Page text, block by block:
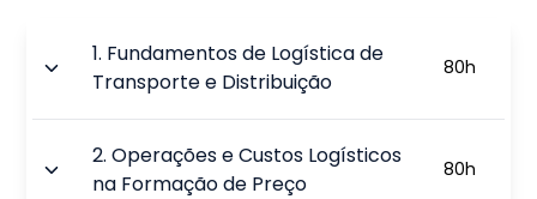
1. Fundamentos de Logística de
Transporte e Distribuição
80h
2.Operações e Custos Logísticos
na Formação de Preço
80h